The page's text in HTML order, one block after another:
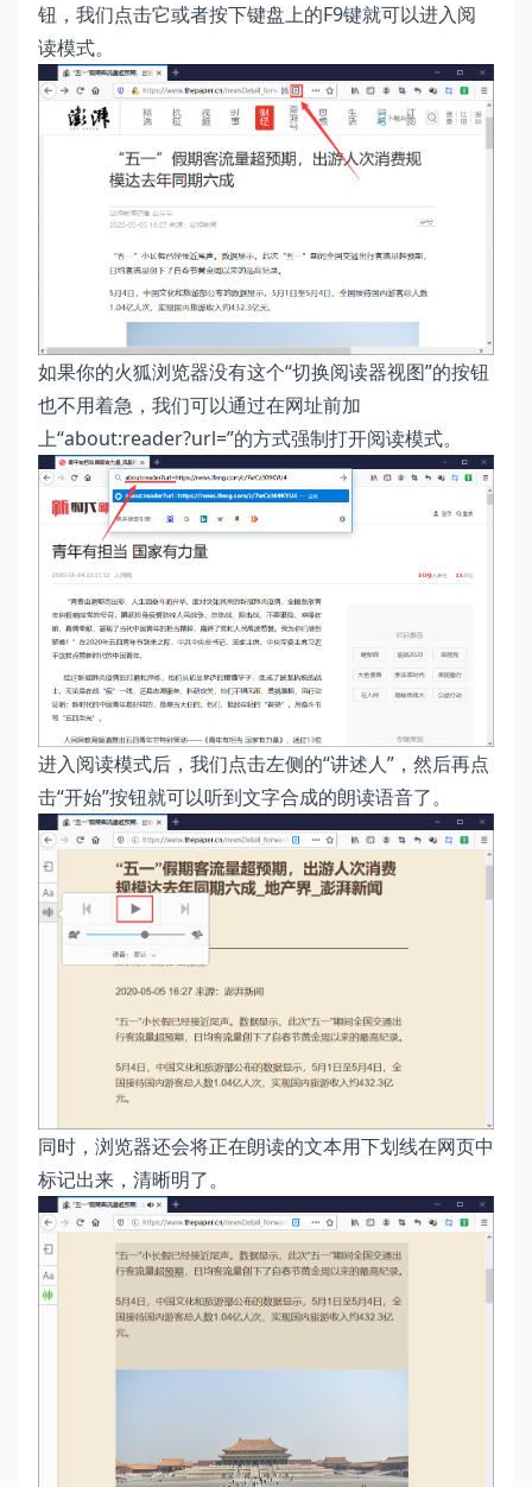
钮，我们点击它或者按下键盘上的F9键就可以进入阅
读模式。
如果你的火狐浏览器没有这个“切换阅读器视图”的按钮
也不用着急，我们可以通过在网址前加
上“about:reader?url=”的方式强制打开阅读模式。
进入阅读模式后，我们点击左侧的“讲述人”，然后再点
击“开始”按钮就可以听到文字合成的朗读语音了。
同时，浏览器还会将正在朗读的文本用下划线在网页中
标记出来，清晰明了。